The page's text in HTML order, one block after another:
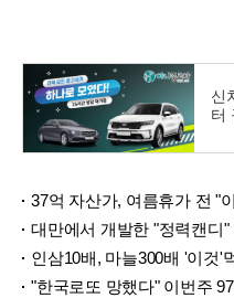
신
터
37억 자산가, 여름휴가 전 "
대만에서 개발한 "정력캔디"
인삼10배, 마늘300배 '이것'
"한국로또 망했다" 이번주 971회 당첨